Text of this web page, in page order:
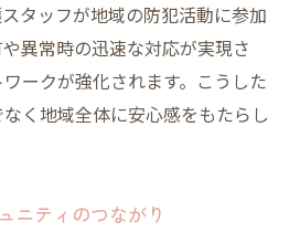
タッフが地域の防犯活動に参加
異常時の迅速な対応が実現さ
ークが強化されます。こうした
く地域全体に安心感をもたらし
ニティのつながり